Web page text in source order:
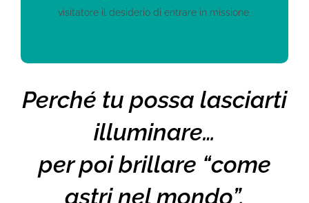
visitatore il desiderio di entrare in missione.
Perché tu possa lasciarti
illuminare…
per poi brillare “come
astri nel mondo”.